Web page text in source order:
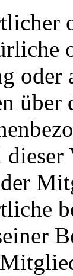
oder